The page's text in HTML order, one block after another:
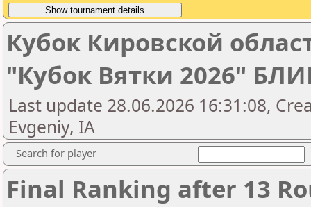
Кубок Кировской
"Кубок Вятки 2026"
Last update 28.06.2026 16:31:08,
Evgeniy, IA
Search for player
Final Ranking after 13